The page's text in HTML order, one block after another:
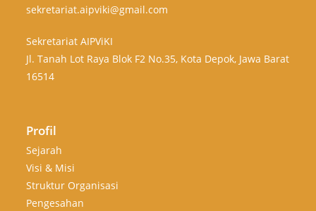
sekretariat.aipviki@gmail.com
Sekretariat AIPViKI
Jl. Tanah Lot Raya Blok F2 No.35, Kota Depok, Jawa Barat
16514
Profil
Sejarah
Visi & Misi
Struktur Organisasi
Pengesahan